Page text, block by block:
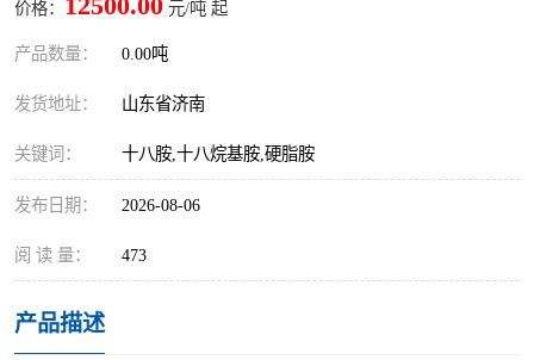
价格： 12500.00 元/吨 起
产品数量： 0.00吨
发货地址： 山东省济南
关键词： 十八胺,十八烷基胺,硬脂胺
发布日期： 2026-08-06
阅 读 量： 473
产品描述
醛类
酯类
烷烃化工原料 合成中间体